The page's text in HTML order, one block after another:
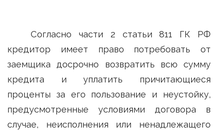
Согласно части 2 статьи 811 ГК РФ
кредитор имеет право потребовать от
заемщика досрочно возвратить всю сумму
кредита и уплатить причитающиеся
проценты за его пользование и неустойку,
предусмотренные условиями договора в
случае, неисполнения или ненадлежащего